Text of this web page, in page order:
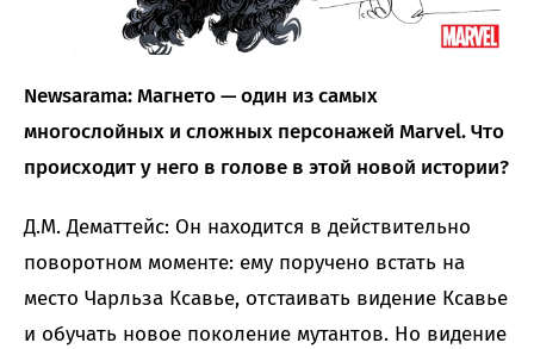
Newsarama: Магнето — один из самых
многослойных и сложных персонажей Marvel. Что
происходит у него в голове в этой новой истории?
Д.М. Дематтейс: Он находится в действительно
поворотном моменте: ему поручено встать на
место Чарльза Ксавье, отстаивать видение Ксавье
и обучать новое поколение мутантов. Но видение